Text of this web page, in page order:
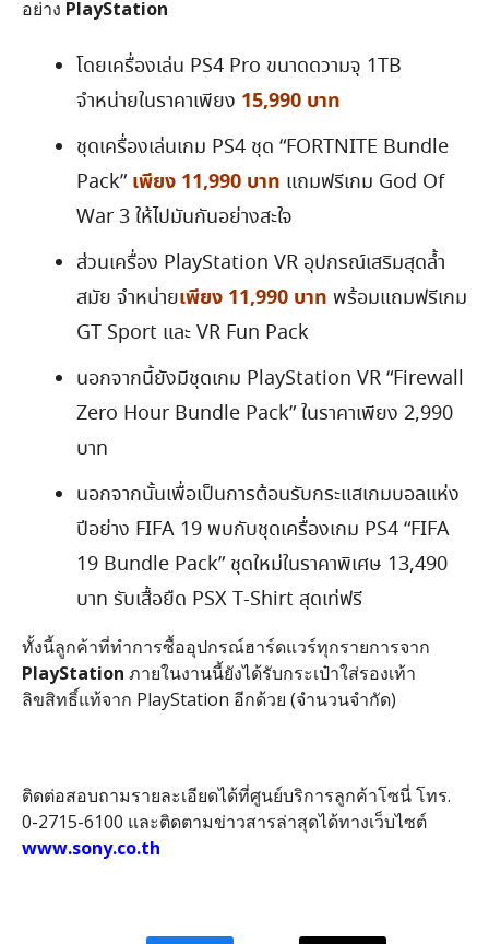
อย่าง PlayStation
โดยเครื่องเล่น PS4 Pro ขนาดดวามจุ 1TB
จำหน่ายในราคาเพียง 15,990 บาท
ชุดเครื่องเล่นเกม PS4 ชุด “FORTNITE Bundle
Pack”เพียง 11,990 บาท แถมฟรีเกม God Of
War 3 ให้ไปมันกันอย่างสะใจ
ส่วนเครื่อง PlayStation VR อุปกรณ์เสริมสุดล้ำ
สมัย จำหน่ายเพียง 11,990 บาท พร้อมแถมฟรีเกม
GT Sport และ VR Fun Pack
นอกจากนี้ยังมีชุดเกม PlayStation VR “Firewall
Zero Hour Bundle Pack” ในราคาเพียง 2,990
บาท
นอกจากนั้นเพื่อเป็นการต้อนรับกระแสเกมบอลแห่ง
ปีอย่าง FIFA 19 พบกับชุดเครื่องเกม PS4 “FIFA
19 Bundle Pack” ชุดใหม่ในราคาพิเศษ 13,490
บาท รับเสื้อยืด PSX T-Shirt สุดเท่ฟรี
ทั้งนี้ลูกค้าที่ทำการซื้ออุปกรณ์ฮาร์ดแวร์ทุกรายการจาก
PlayStation ภายในงานนี้ยังได้รับกระเป๋าใส่รองเท้า
ลิขสิทธิ์แท้จาก PlayStation อีกด้วย (จำนวนจำกัด)
ติดต่อสอบถามรายละเอียดได้ที่ศูนย์บริการลูกค้าโซนี่ โทร.
0-2715-6100 และติดตามข่าวสารล่าสุดได้ทางเว็บไซต์
www.sony.co.th